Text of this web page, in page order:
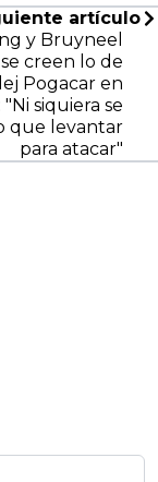
artículo
y Bruyneel
creen lo de
Pogacar en
"Ni siquiera se
que levantar
para atacar"